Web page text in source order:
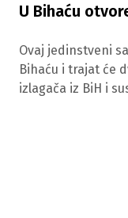
U Bihaću
Ovaj jedinstveni
Bihaću i trajat će
izlagača iz BiH i